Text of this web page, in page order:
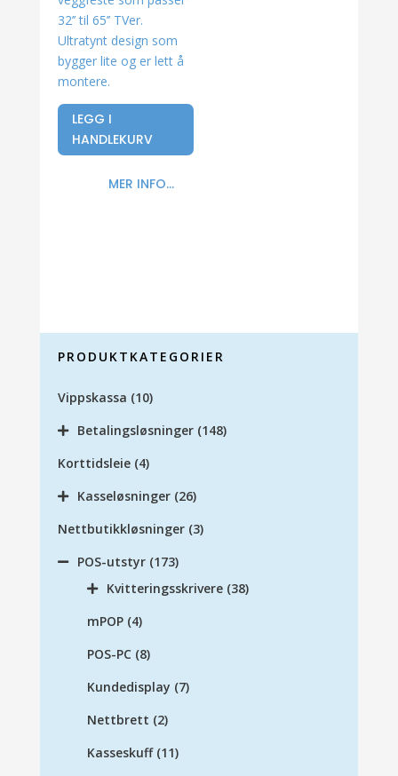
32’’ til 65’’ TVer.
Ultratynt design som
bygger lite og er lett å
montere.
LEGG I
HANDLEKURV
MER INFO...
PRODUKTKATEGORIER
Vippskassa (10)
Betalingsløsninger (148)
Korttidsleie (4)
Kasseløsninger (26)
Nettbutikkløsninger (3)
POS-utstyr (173)
Kvitteringsskrivere (38)
mPOP (4)
POS-PC (8)
Kundedisplay (7)
Nettbrett (2)
Kasseskuff (11)